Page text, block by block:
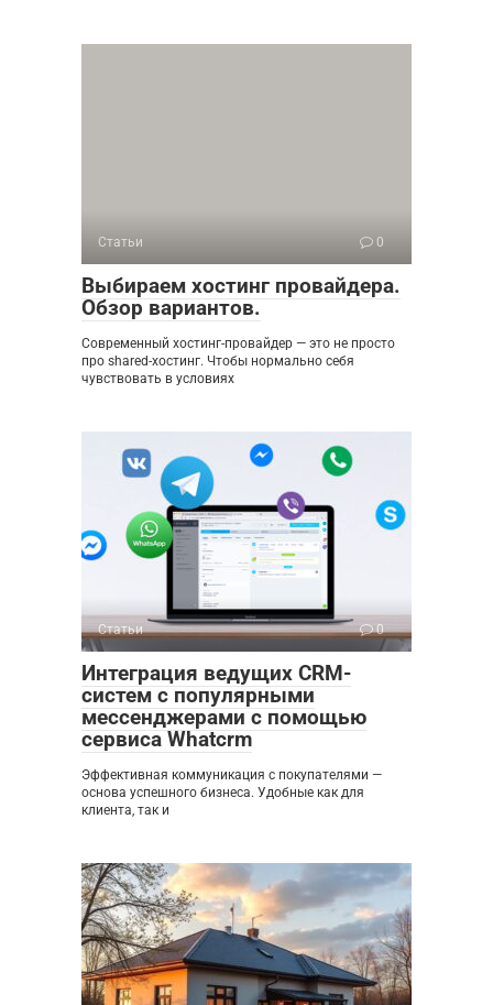
Статьи 0
Выбираем хостинг провайдера.
Обзор вариантов.
Современный хостинг-провайдер — это не просто
про shared-хостинг. Чтобы нормально себя
чувствовать в условиях
Статьи 0
Интеграция ведущих CRM-
систем с популярными
мессенджерами с помощью
сервиса Whatcrm
Эффективная коммуникация с покупателями —
основа успешного бизнеса. Удобные как для
клиента, так и